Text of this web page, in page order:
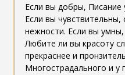
Если вы добры,
Если вы чувствительны,
нежности. Если вы
Любите ли вы красоту
прекраснее и
Многострадального и у